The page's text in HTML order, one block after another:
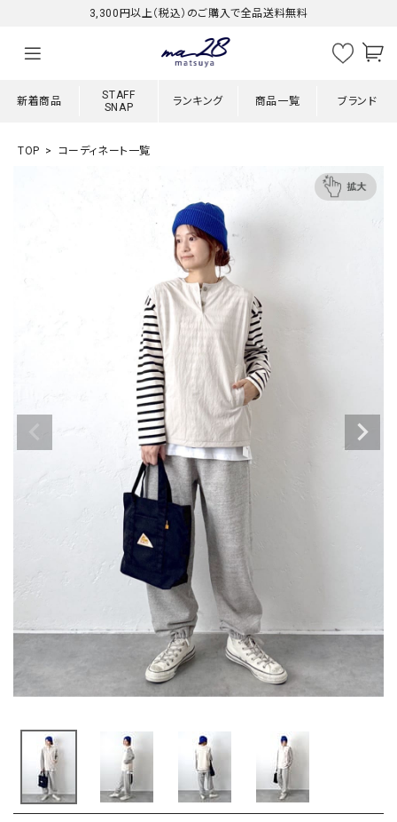
3,300円以上（税込）のご購入で全品送料無料
新着商品
STAFF
SNAP
ランキング 商品一覧 ブランド
TOP コーディネート一覧